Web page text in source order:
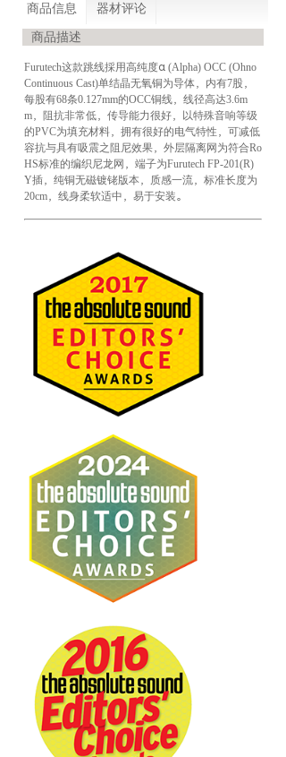
商品信息
器材评论
商品描述
Furutech这款跳线採用高纯度α (Alpha) OCC (Ohno
Continuous Cast)单结晶无氧铜为导体，内有7股，
每股有68条0.127mm的OCC铜线，线径高达3.6m
m，阻抗非常低，传导能力很好，以特殊音响等级
的PVC为填充材料，拥有很好的电气特性，可减低
容抗与具有吸震之阻尼效果，外层隔离网为符合Ro
HS标准的编织尼龙网，端子为Furutech FP-201(R)
Y插，纯铜无磁镀铑版本，质感一流，标准长度为
20cm，线身柔软适中，易于安装。